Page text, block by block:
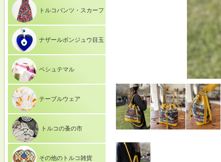
トルコパンツ・スカーフ
ナザールボンジュウ目玉
ペシュテマル
テーブルウェア
トルコの蚤の市
その他のトルコ雑貨